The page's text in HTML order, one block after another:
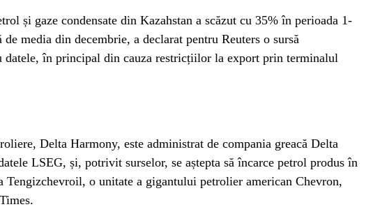
și gaze condensate din Kazahstan a scăzut cu 35% în perioada 1-
de media din decembrie, a declarat pentru Reuters o sursă
datele, în principal din cauza restricțiilor la export prin terminalul
Delta Harmony, este administrat de compania greacă Delta
LSEG, și, potrivit surselor, se aștepta să încarce petrol produs în
Tengizchevroil, o unitate a gigantului petrolier american Chevron,